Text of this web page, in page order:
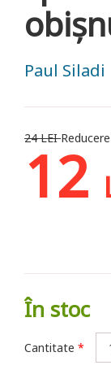
Paul Siladi
24 LEI
12
În stoc
Cantitate *